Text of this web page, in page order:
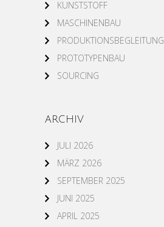
KUNSTSTOFF
MASCHINENBAU
PRODUKTIONSBEGLEITUNG
PROTOTYPENBAU
SOURCING
ARCHIV
JULI 2026
MÄRZ 2026
SEPTEMBER 2025
JUNI 2025
APRIL 2025